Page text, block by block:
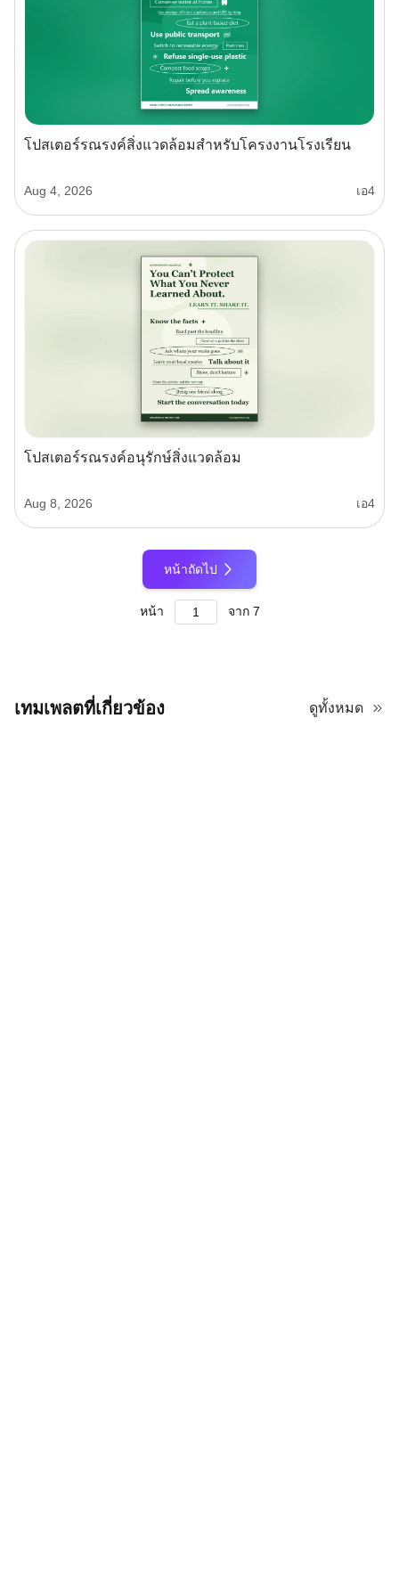
โปสเตอร์รณรงค์สิ่งแวดล้อมสำหรับโครงงานโรงเรียน
Aug 4, 2026 เอ4
โปสเตอร์รณรงค์อนุรักษ์สิ่งแวดล้อม
Aug 8, 2026 เอ4
หน้าถัดไป
หน้า จาก 7
เทมเพลตที่เกี่ยวข้อง ดูทั้งหมด